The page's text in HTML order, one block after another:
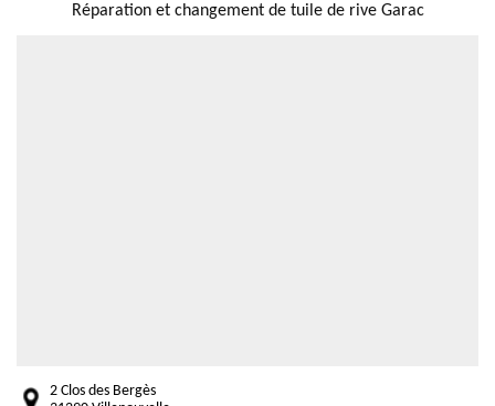
Réparation et changement de tuile de rive Garac
2 Clos des Bergès